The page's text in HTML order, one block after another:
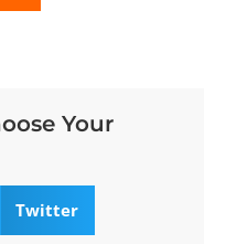
Your
Twitter